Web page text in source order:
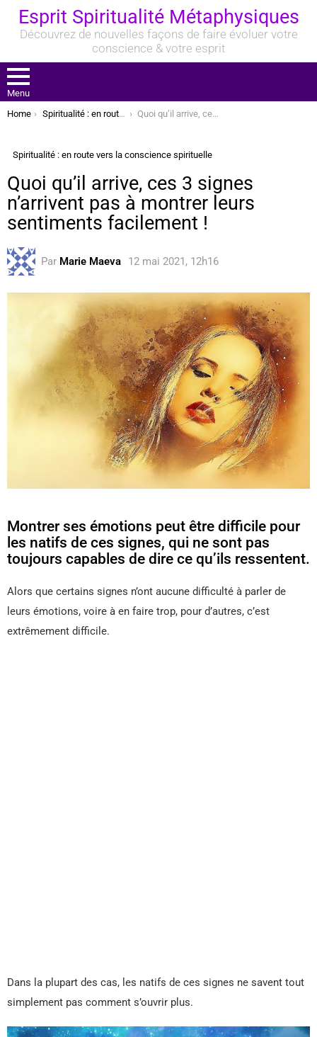
Esprit Spiritualité Métaphysiques
Découvrez de nouvelles façons de faire évoluer votre
conscience & votre esprit
Menu
You are here:
Home Spiritualité : en route vers la conscience spirituelle Quoi qu’il arrive, ces 3 signes n’arrivent pas à montrer leurs sentiments facilement !
Spiritualité : en route vers la conscience spirituelle
Quoi qu’il arrive, ces 3 signes
n’arrivent pas à montrer leurs
sentiments facilement !
Par Marie Maeva 12 mai 2021, 12h16
Montrer ses émotions peut être difficile pour
les natifs de ces signes, qui ne sont pas
toujours capables de dire ce qu’ils ressentent.
Alors que certains signes n’ont aucune difficulté à parler de
leurs émotions, voire à en faire trop, pour d’autres, c’est
extrêmement difficile.
Dans la plupart des cas, les natifs de ces signes ne savent tout
simplement pas comment s’ouvrir plus.